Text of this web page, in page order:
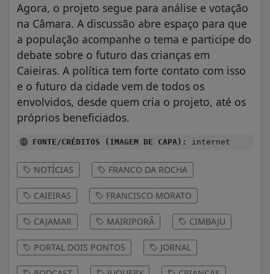
Agora, o projeto segue para análise e votação
na Câmara. A discussão abre espaço para que
a população acompanhe o tema e participe do
debate sobre o futuro das crianças em
Caieiras. A política tem forte contato com isso
e o futuro da cidade vem de todos os
envolvidos, desde quem cria o projeto, até os
próprios beneficiados.
FONTE/CRÉDITOS (IMAGEM DE CAPA): internet
NOTÍCIAS FRANCO DA ROCHA
CAIEIRAS FRANCISCO MORATO
CAJAMAR MAIRIPORÃ CIMBAJU
PORTAL DOIS PONTOS JORNAL